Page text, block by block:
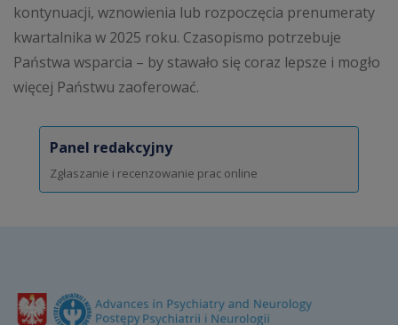
kontynuacji, wznowienia lub rozpoczęcia prenumeraty
kwartalnika w 2025 roku. Czasopismo potrzebuje
Państwa wsparcia – by stawało się coraz lepsze i mogło
więcej Państwu zaoferować.
Panel redakcyjny
Zgłaszanie i recenzowanie prac online